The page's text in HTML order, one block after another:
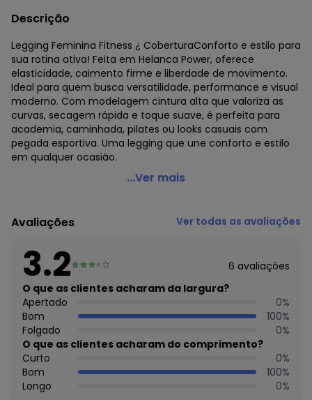
Descrição
Legging Feminina Fitness ¿ CoberturaConforto e estilo para
sua rotina ativa! Feita em Helanca Power, oferece
elasticidade, caimento firme e liberdade de movimento.
Ideal para quem busca versatilidade, performance e visual
moderno. Com modelagem cintura alta que valoriza as
curvas, secagem rápida e toque suave, é perfeita para
academia, caminhada, pilates ou looks casuais com
pegada esportiva. Uma legging que une conforto e estilo
em qualquer ocasião.
Cobertura - Legging Feminina Fitness Cinza
Fornecedor: LULI INDÚSTRIA E COMÉRCIO DE CONFECÇÕES /
CNPJ 78.644.424/0001-86
Cuidados para conservação do produto: Lavar à mão ou
máquina até 40°C com cores semelhantes. Não usar
cloro. Secar à sombra. Não usar secadora. Passar até
150°C. Não limpar a seco. Não torcer. Guardar em local
seco.
Tecido: Helanca
Composição: 92%Poliéster 8% Elastano
Histórico de preços
O preço apresentado abaixo é o menor oferecido em
...Ver mais
Avaliações Ver todas as avaliações
3.2 6 avaliações
O que as clientes acharam da largura?
Apertado
0%
Bom
100%
Folgado
0%
O que as clientes acharam do comprimento?
Curto
0%
Bom
100%
Longo
0%